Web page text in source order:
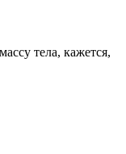
тела, кажется,